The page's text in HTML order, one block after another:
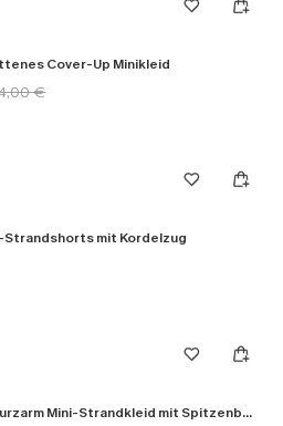
Cover-Up Minikleid
€
Strandshorts mit Kordelzug
Neutrales Kurzarm Mini-Strandkleid mit Spitzenbesatz